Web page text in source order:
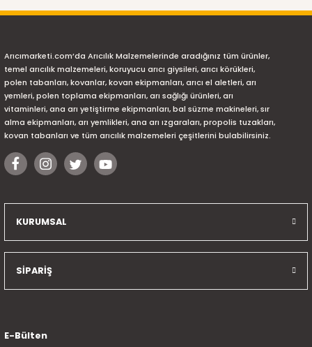
Arıcımarketi.com’da Arıcılık Malzemelerinde aradığınız tüm ürünler,
temel arıcılık malzemeleri, koruyucu arıcı giysileri, arıcı körükleri,
polen tabanları, kovanlar, kovan ekipmanları, arıcı el aletleri, arı
yemleri, polen toplama ekipmanları, arı sağlığı ürünleri, arı
vitaminleri, ana arı yetiştirme ekipmanları, bal süzme makineleri, sır
alma ekipmanları, arı yemlikleri, ana arı ızgaraları, propolis tuzakları,
kovan tabanları ve tüm arıcılık malzemeleri çeşitlerini bulabilirsiniz.
KURUMSAL
SİPARİŞ
E-Bülten